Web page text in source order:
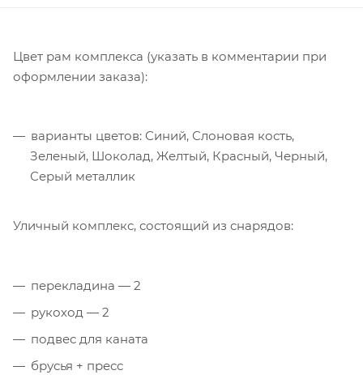
Цвет рам комплекса (указать в комментарии при
оформлении заказа):
варианты цветов: Синий, Слоновая кость,
Зеленый, Шоколад, Желтый, Красный, Черный,
Серый металлик
Уличный комплекс, состоящий из снарядов:
перекладина — 2
рукоход — 2
подвес для каната
брусья + пресс